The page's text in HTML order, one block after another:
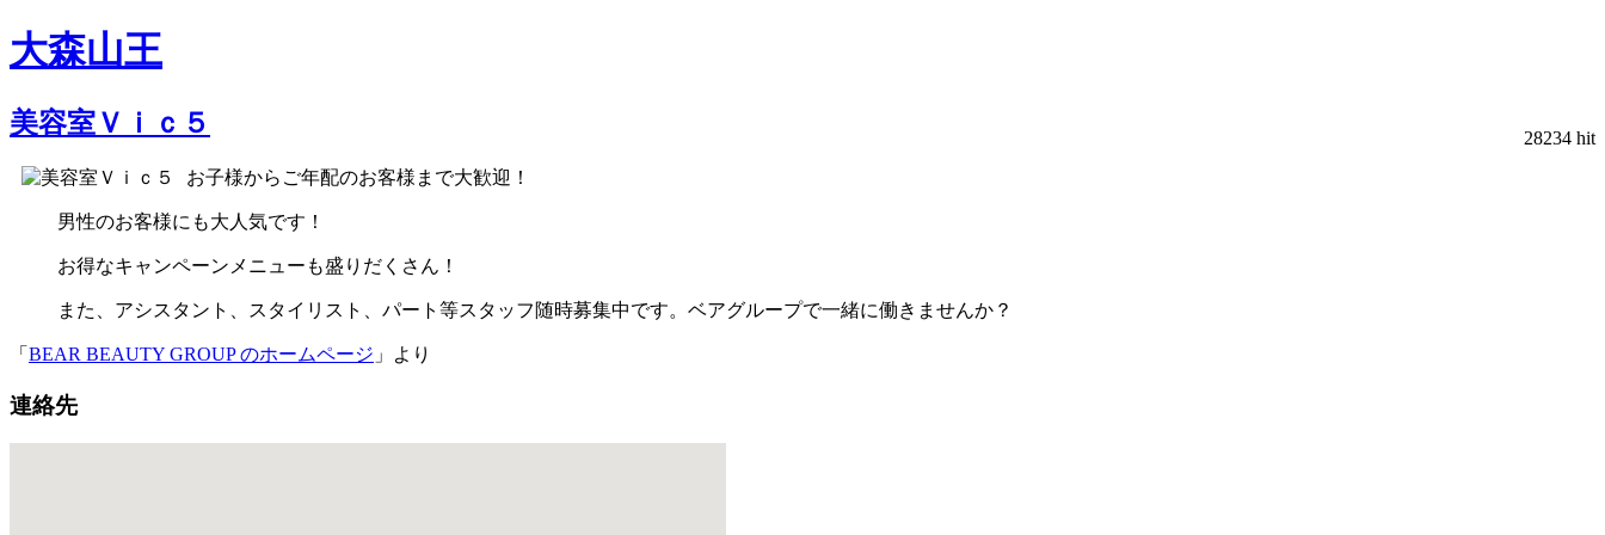
大森山王
28234 hit
美容室Ｖｉｃ５
お子様からご年配のお客様まで大歓迎！
男性のお客様にも大人気です！
お得なキャンペーンメニューも盛りだくさん！
また、アシスタント、スタイリスト、パート等スタッフ随時募集中です。ベアグループで一緒に働きませんか？
「 BEAR BEAUTY GROUP のホームページ 」より
連絡先